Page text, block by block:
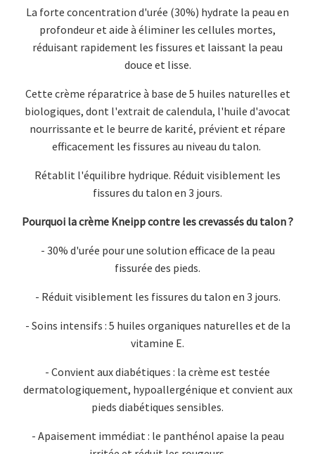
La forte concentration d'urée (30%) hydrate la peau en
profondeur et aide à éliminer les cellules mortes,
réduisant rapidement les fissures et laissant la peau
douce et lisse.
Cette crème réparatrice à base de 5 huiles naturelles et
biologiques, dont l'extrait de calendula, l'huile d'avocat
nourrissante et le beurre de karité, prévient et répare
efficacement les fissures au niveau du talon.
Rétablit l'équilibre hydrique. Réduit visiblement les
fissures du talon en 3 jours.
Pourquoi la crème Kneipp contre les crevassés du talon ?
- 30% d'urée pour une solution efficace de la peau
fissurée des pieds.
- Réduit visiblement les fissures du talon en 3 jours.
- Soins intensifs : 5 huiles organiques naturelles et de la
vitamine E.
- Convient aux diabétiques : la crème est testée
dermatologiquement, hypoallergénique et convient aux
pieds diabétiques sensibles.
- Apaisement immédiat : le panthénol apaise la peau